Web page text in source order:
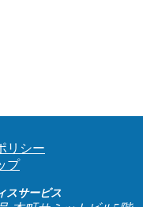
リシー
プ
スサービス